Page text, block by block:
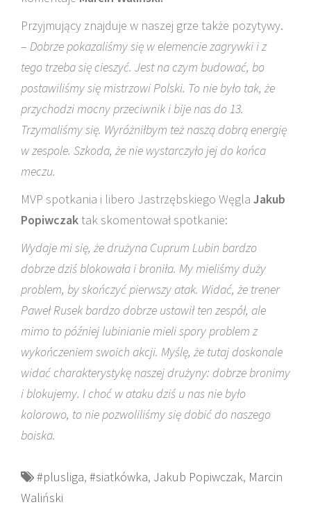
Przyjmujący znajduje w naszej grze także pozytywy.
– Dobrze pokazaliśmy się w elemencie zagrywki i z
tego trzeba się cieszyć. Jest na czym budować, bo
postawiliśmy się mistrzowi Polski. To nie było tak, że
przychodzi mocny przeciwnik i bije nas do 13.
Trzymaliśmy się. Wyróżniłbym też naszą dobrą energię
w zespole. Szkoda, że nie wystarczyło jej do końca
meczu.
MVP spotkania i libero Jastrzębskiego Węgla Jakub
Popiwczaktak skomentował spotkanie:
Wydaje mi się, że drużyna Cuprum Lubin bardzo
dobrze dziś blokowała i broniła. My mieliśmy duży
problem, by skończyć pierwszy atak. Widać, że trener
Paweł Rusek bardzo dobrze ustawił ten zespół, ale
mimo to później lubinianie mieli spory problem z
wykończeniem swoich akcji. Myślę, że tutaj doskonale
widać charakterystykę naszej drużyny: dobrze bronimy
i blokujemy. I choć w ataku dziś u nas nie było
kolorowo, to nie pozwoliliśmy się dobić do naszego
boiska.
#plusliga, #siatkówka, Jakub Popiwczak, Marcin
Waliński